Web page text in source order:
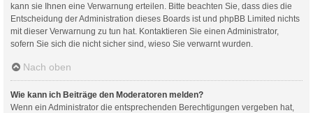
kann sie Ihnen eine Verwarnung erteilen. Bitte beachten Sie, dass dies die
Entscheidung der Administration dieses Boards ist und phpBB Limited nichts
mit dieser Verwarnung zu tun hat. Kontaktieren Sie einen Administrator,
sofern Sie sich die nicht sicher sind, wieso Sie verwarnt wurden.
Nach oben
Wie kann ich Beiträge den Moderatoren melden?
Wenn ein Administrator die entsprechenden Berechtigungen vergeben hat,